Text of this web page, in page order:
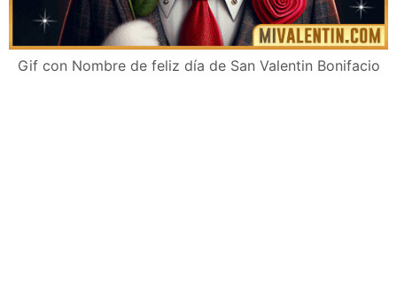
Gif con Nombre de feliz día de San Valentin Bonifacio